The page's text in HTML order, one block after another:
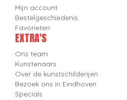
Mijn account
Bestelgeschiedenis
Favorieten
EXTRA'S
Ons team
Kunstenaars
Over de kunstschilderijen
Bezoek ons in Eindhoven
Specials